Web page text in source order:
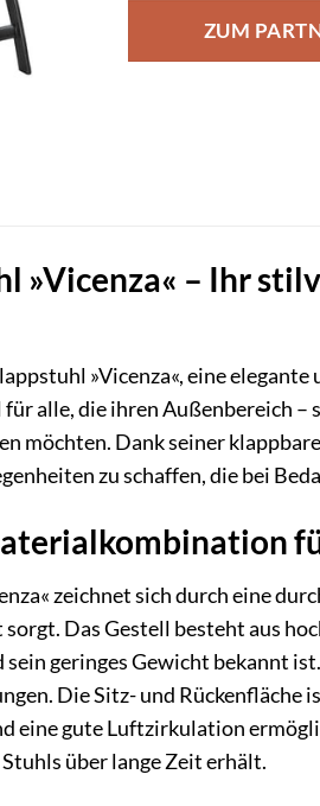
ZUM
»Vicenza« – Ihr
»Vicenza«, eine
alle, die ihren Außenbereich –
möchten. Dank seiner
zu schaffen, die bei
zeichnet sich durch eine
Das Gestell besteht aus
geringes Gewicht bekannt
Die Sitz- und Rückenfläche
eine gute Luftzirkulation
über lange Zeit erhält.